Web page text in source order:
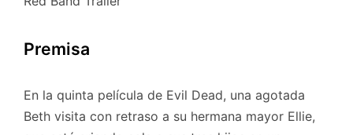
Premisa
En la quinta película de Evil Dead, una agotada
Beth visita con retraso a su hermana mayor Ellie,